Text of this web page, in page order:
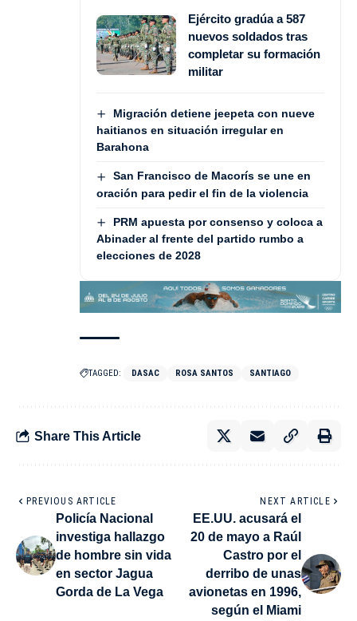
Ejército gradúa a 587
nuevos soldados tras
completar su formación
militar
Migración detiene jeepeta con nueve
haitianos en situación irregular en
Barahona
San Francisco de Macorís se une en
oración para pedir el fin de la violencia
PRM apuesta por consenso y coloca a
Abinader al frente del partido rumbo a
elecciones de 2028
TAGGED: DASAC ROSA SANTOS SANTIAGO
Share This Article
PREVIOUS ARTICLE
Policía Nacional
investiga hallazgo
de hombre sin vida
en sector Jagua
Gorda de La Vega
NEXT ARTICLE
EE.UU. acusará el
20 de mayo a Raúl
Castro por el
derribo de unas
avionetas en 1996,
según el Miami